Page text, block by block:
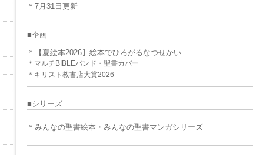
＊7月31日更新
■企画
＊【夏絵本2026】絵本でひろがるなつせかい
＊マルチBIBLEバンド・聖書カバー
＊キリスト教書店大賞2026
■シリーズ
＊みんなの聖書絵本・みんなの聖書マンガシリーズ